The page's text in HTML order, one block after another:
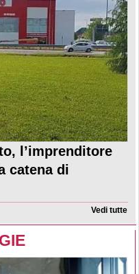
l’imprenditore
catena di
Vedi tutte